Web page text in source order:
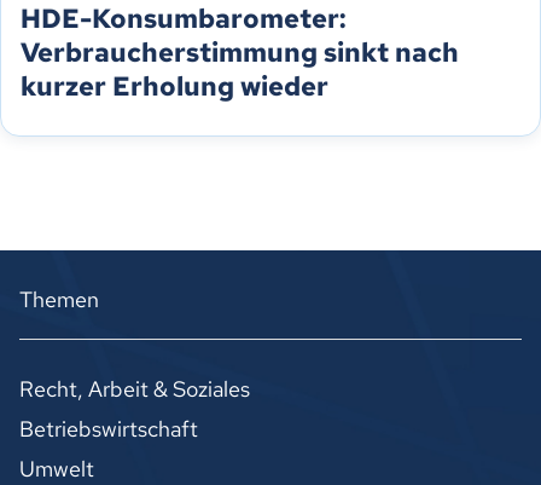
HDE-Konsumbarometer:
Verbraucherstimmung sinkt nach
kurzer Erholung wieder
Themen
Recht, Arbeit & Soziales
Betriebswirtschaft
Umwelt